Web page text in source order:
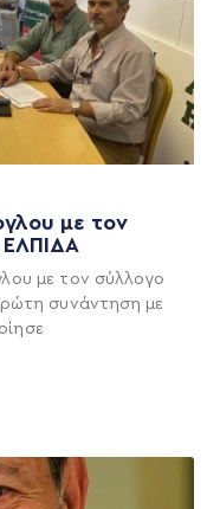
με τον
με τον σύλλογο
συνάντηση με